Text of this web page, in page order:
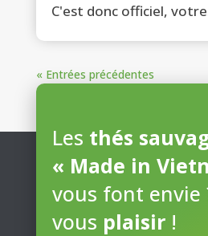
C'est donc officiel,
« Entrées précédentes
Les thés
« Made in
vous font envie
vous plaisir!